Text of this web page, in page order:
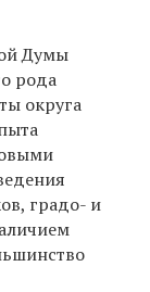
Думы
рода
округа
градо- и